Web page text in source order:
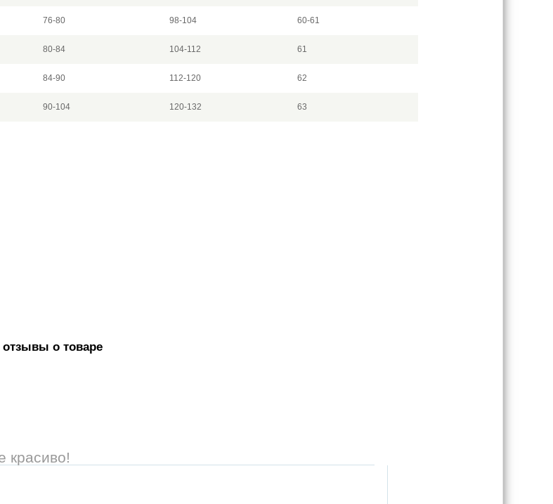
76-80 98-104 60-61
80-84 104-112 61
84-90 112-120 62
90-104 120-132 63
отзывы о товаре